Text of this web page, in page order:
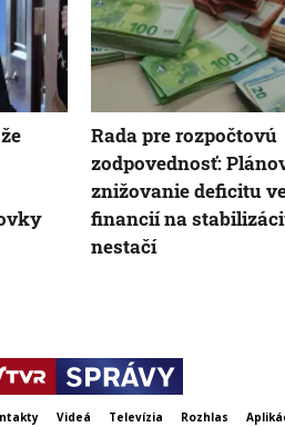
Rada pre rozpočtovú
zodpovednosť:
znižovanie deficitu
financií na
nestačí
Videá Televízia Rozhlas